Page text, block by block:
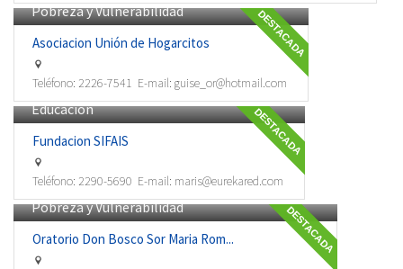
DESTACADA
Pobreza y Vulnerabilidad
Asociacion Unión de Hogarcitos
Teléfono: 2226-7541 E-mail: guise_or@hotmail.com
DESTACADA
Educación
Fundacion SIFAIS
Teléfono: 2290-5690 E-mail: maris@eurekared.com
DESTACADA
Pobreza y Vulnerabilidad
Oratorio Don Bosco Sor Maria Rom...